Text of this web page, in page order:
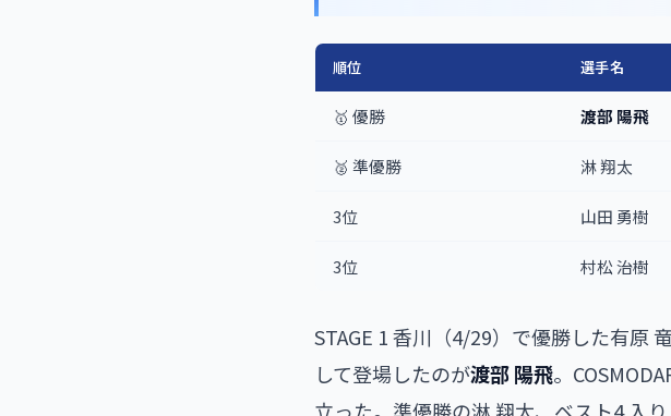
順位 選手名
🥇 優勝 渡部 陽飛
🥈 準優勝 淋 翔太
3位 山田 勇樹
3位 村松 治樹
STAGE 1 香川（4/29）で優勝した有原
して登場したのが渡部 陽飛。